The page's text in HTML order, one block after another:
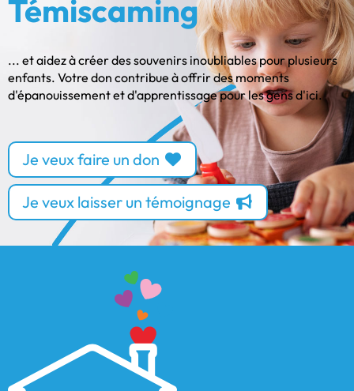
Témiscaming
... et aidez à créer des souvenirs inoubliables pour plusieurs
enfants. Votre don contribue à offrir des moments
d'épanouissement et d'apprentissage pour les gens d'ici.
Je veux faire un don
Je veux laisser un témoignage